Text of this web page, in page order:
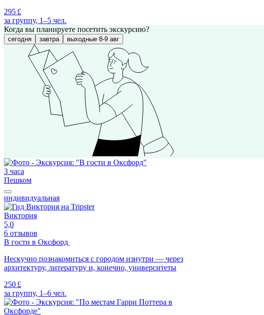
295 £
за группу, 1–5 чел.
Когда вы планируете посетить экскурсию?
сегодня завтра выходные 8-9 авг
3 часа
Пешком
индивидуальная
Виктория
5,0
6 отзывов
В гости в Оксфорд
Нескучно познакомиться с городом изнутри — через
архитектуру, литературу и, конечно, университеты
250 £
за группу, 1–6 чел.